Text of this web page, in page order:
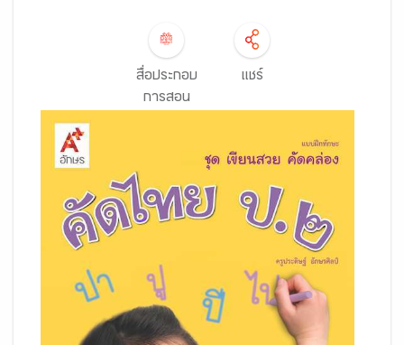
สื่อประกอบ
การสอน
แชร์